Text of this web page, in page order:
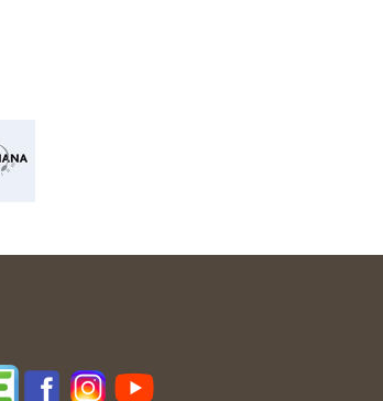
FacebookInstagramYouTube